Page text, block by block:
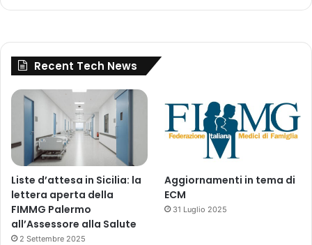
Recent Tech News
Liste d’attesa in Sicilia: la
lettera aperta della
FIMMG Palermo
all’Assessore alla Salute
2 Settembre 2025
Aggiornamenti in tema di
ECM
31 Luglio 2025